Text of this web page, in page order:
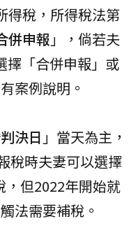
得稅，所得稅法第
併申報 」，倘若夫
擇「合併申報」或
案例說明。
決日 」當天為主，
稅時夫妻可以選擇
但2022年開始就
法需要補稅。